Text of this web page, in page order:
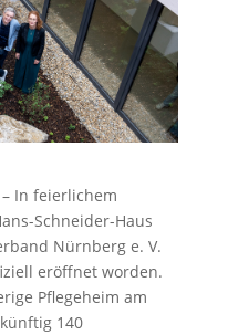
In feierlichem
Schneider-Haus
Nürnberg e. V.
eröffnet worden.
Pflegeheim am
140